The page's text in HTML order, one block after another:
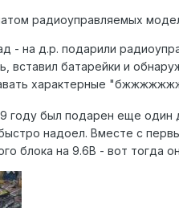
радиоуправляемых
- на д.р. подарили
вставил батарейки и
характерные
году был подарен еще один
надоел. Вместе с
блока на 9.6В - вот тогда